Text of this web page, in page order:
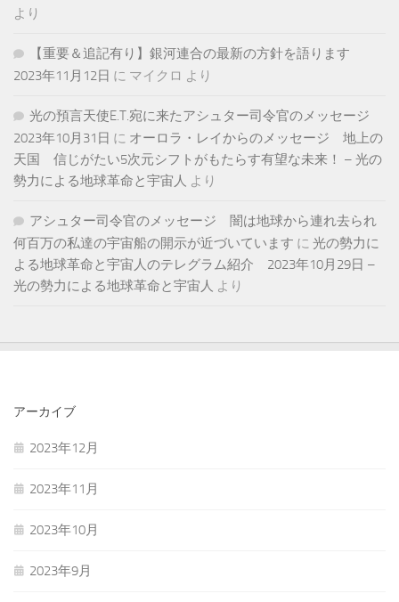
より
【重要＆追記有り】銀河連合の最新の方針を語ります
2023年11月12日 に マイクロ より
光の預言天使E.T.宛に来たアシュター司令官のメッセージ
2023年10月31日 に オーロラ・レイからのメッセージ 地上の
天国 信じがたい5次元シフトがもたらす有望な未来！ – 光の
勢力による地球革命と宇宙人 より
アシュター司令官のメッセージ 闇は地球から連れ去られ
何百万の私達の宇宙船の開示が近づいています に 光の勢力に
よる地球革命と宇宙人のテレグラム紹介 2023年10月29日 –
光の勢力による地球革命と宇宙人 より
アーカイブ
2023年12月
2023年11月
2023年10月
2023年9月